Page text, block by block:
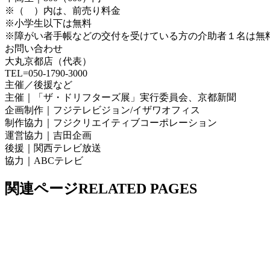
※（ ）内は、前売り料金
※小学生以下は無料
※障がい者手帳などの交付を受けている方の介助者１名は無
お問い合わせ
大丸京都店（代表）
TEL=050-1790-3000
主催／後援など
主催｜「ザ・ドリフターズ展」実行委員会、京都新聞
企画制作｜フジテレビジョン/イザワオフィス
制作協力｜フジクリエイティブコーポレーション
運営協力｜吉田企画
後援｜関西テレビ放送
協力｜ABCテレビ
関連ページRELATED PAGES